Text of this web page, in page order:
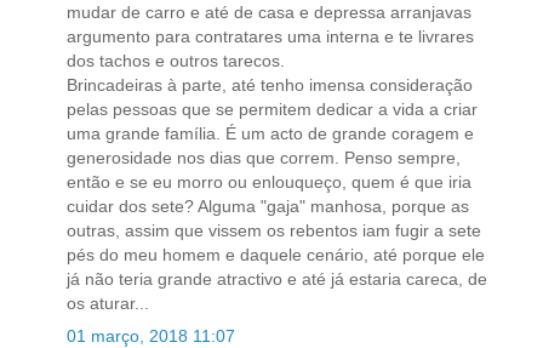
mudar de carro e até de casa e depressa arranjavas
argumento para contratares uma interna e te livrares
dos tachos e outros tarecos.
Brincadeiras à parte, até tenho imensa consideração
pelas pessoas que se permitem dedicar a vida a criar
uma grande família. É um acto de grande coragem e
generosidade nos dias que correm. Penso sempre,
então e se eu morro ou enlouqueço, quem é que iria
cuidar dos sete? Alguma "gaja" manhosa, porque as
outras, assim que vissem os rebentos iam fugir a sete
pés do meu homem e daquele cenário, até porque ele
já não teria grande atractivo e até já estaria careca, de
os aturar...
01 março, 2018 11:07